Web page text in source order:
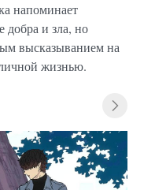
напоминает
добра и зла, но
высказыванием на
жизнью.